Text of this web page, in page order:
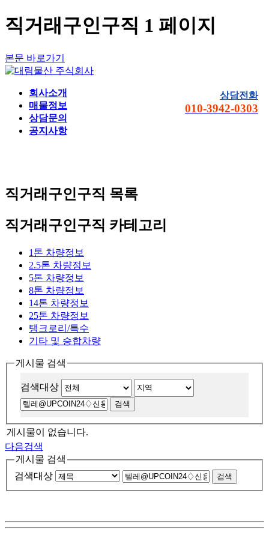
직거래구인구직 1 페이지
본문 바로가기
상담전화
010-3942-0303
회사소개
매물정보
상담문의
공지사항
직거래구인구직 목록
직거래구인구직 카테고리
1톤 차량정보
2.5톤 차량정보
5톤 차량정보
8톤 차량정보
14톤 차량정보
25톤 차량정보
탱크로리/특수
기타 및 승합차량
게시물 검색
검색대상
게시물이 없습니다.
다음검색
게시물 검색
검색대상